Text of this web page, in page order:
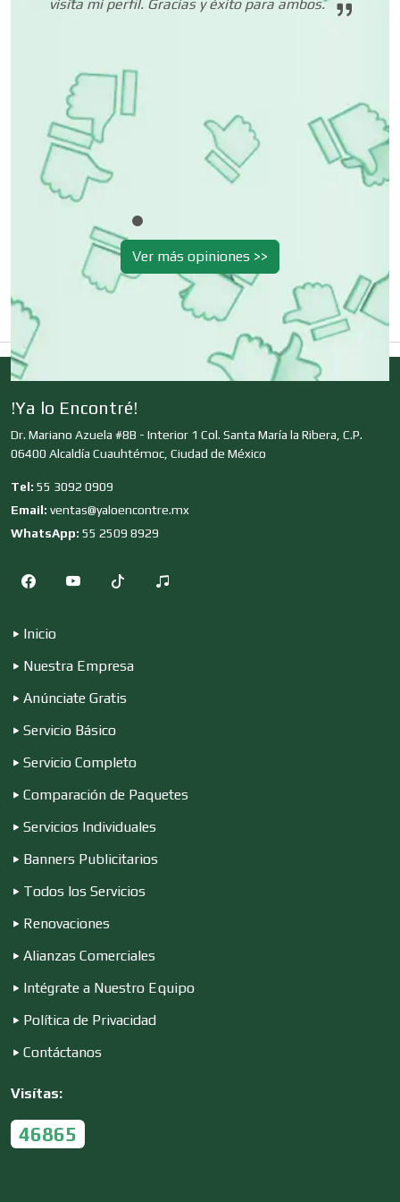
Depósitos Dentales
Dermatólogos
Desarrollo de Software
Desperdicios Industriales
Dulcerías
Electricidad y Plomería
Elevadores y Ascensores
Empaques y Embalajes
Empresas de Limpieza
Energía Solar
visita mi perfil. Gracias y éxito para ambos.
Ver más opiniones >>
!Ya lo Encontré!
Dr. Mariano Azuela #8B - Interior 1 Col. Santa María la Ribera, C.P.
06400 Alcaldía Cuauhtémoc, Ciudad de México
Tel: 55 3092 0909
Email: ventas@yaloencontre.mx
WhatsApp: 55 2509 8929
Inicio
Nuestra Empresa
Anúnciate Gratis
Servicio Básico
Servicio Completo
Comparación de Paquetes
Servicios Individuales
Banners Publicitarios
Todos los Servicios
Renovaciones
Alianzas Comerciales
Intégrate a Nuestro Equipo
Política de Privacidad
Contáctanos
Visítas:
46865